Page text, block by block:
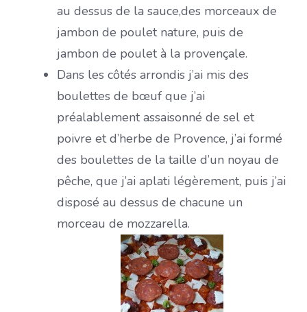
au dessus de la sauce,des morceaux de
jambon de poulet nature, puis de
jambon de poulet à la provençale.
Dans les côtés arrondis j’ai mis des
boulettes de bœuf que j’ai
préalablement assaisonné de sel et
poivre et d’herbe de Provence, j’ai formé
des boulettes de la taille d’un noyau de
pêche, que j’ai aplati légèrement, puis j’ai
disposé au dessus de chacune un
morceau de mozzarella.